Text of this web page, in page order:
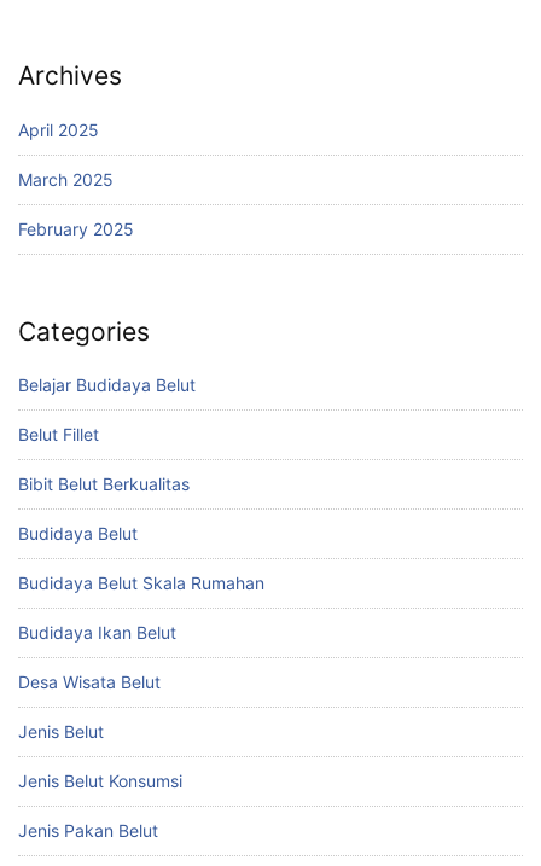
Archives
April 2025
March 2025
February 2025
Categories
Belajar Budidaya Belut
Belut Fillet
Bibit Belut Berkualitas
Budidaya Belut
Budidaya Belut Skala Rumahan
Budidaya Ikan Belut
Desa Wisata Belut
Jenis Belut
Jenis Belut Konsumsi
Jenis Pakan Belut